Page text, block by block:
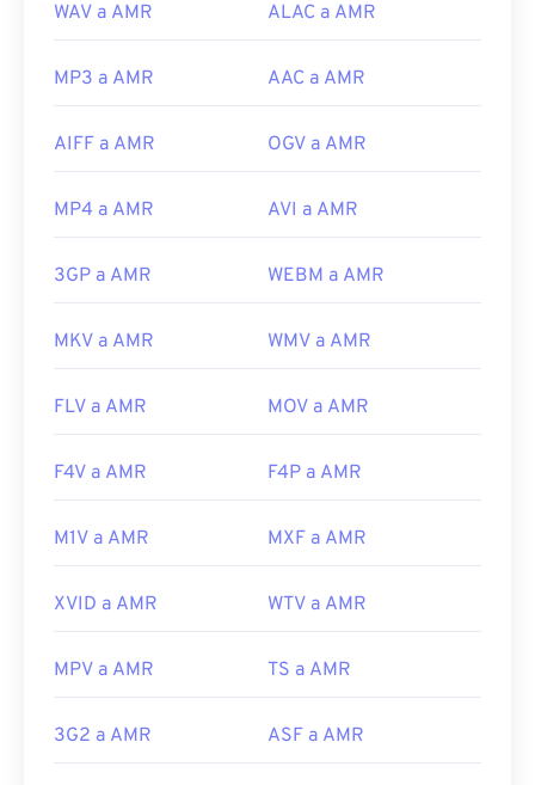
WAV a AMR ALAC a AMR
MP3 a AMR AAC a AMR
AIFF a AMR OGV a AMR
MP4 a AMR AVI a AMR
3GP a AMR WEBM a AMR
MKV a AMR WMV a AMR
FLV a AMR MOV a AMR
F4V a AMR F4P a AMR
M1V a AMR MXF a AMR
XVID a AMR WTV a AMR
MPV a AMR TS a AMR
3G2 a AMR ASF a AMR